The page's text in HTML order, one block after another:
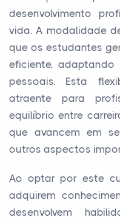
desenvolvimento
vida. A modalidade
que os estudantes
eficiente,
pessoais. Esta
atraente para
equilíbrio entre
que avancem em
outros aspectos
Ao optar por este
adquirem
desenvolvem